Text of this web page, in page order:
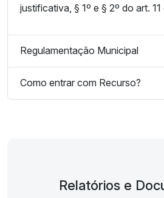
justificativa, § 1º e § 2º do art.
Regulamentação Municipal
Como entrar com Recurso?
Relatórios e